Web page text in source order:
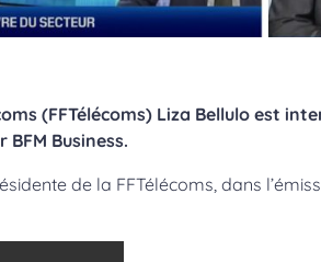
(FFTélécoms) Liza Bellulo est
BFM Business.
de la FFTélécoms, dans